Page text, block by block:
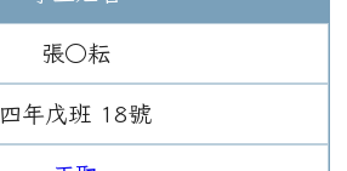
張○耘
四年 戊班 18號